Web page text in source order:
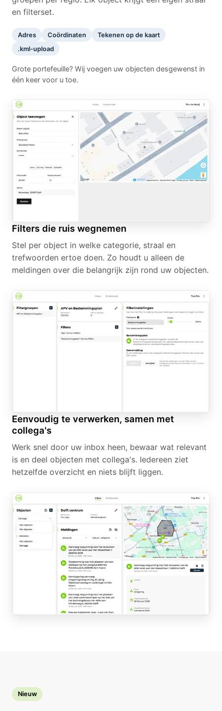
en filterset.
Adres Coördinaten
Tekenen op de kaart
.kml-upload
Grote portefeuille? Wij voegen uw objecten desgewenst in
één keer voor u toe.
Filters die ruis wegnemen
Stel per object in welke categorie, straal en
trefwoorden ertoe doen. Zo houdt u alleen de
meldingen over die belangrijk zijn rond uw objecten.
Eenvoudig te verwerken, samen met
collega's
Werk snel door uw inbox heen, bewaar wat relevant
is en deel objecten met collega's. Iedereen ziet
hetzelfde overzicht en niets blijft liggen.
Nieuw